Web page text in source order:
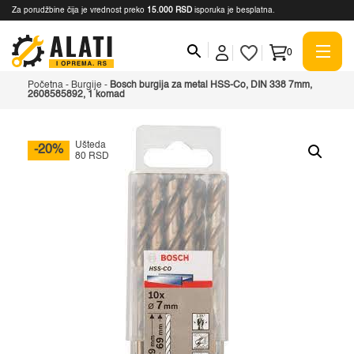
Za porudžbine čija je vrednost preko 15.000 RSD isporuka je besplatna.
0
Početna - Burgije - Bosch burgija za metal HSS-Co, DIN 338 7mm,
2608585892, 1 komad
-20%
Ušteda
80 RSD